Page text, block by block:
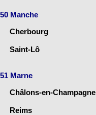
50 Manche
Cherbourg
Saint-Lô
51 Marne
Châlons-en-Champagne
Reims